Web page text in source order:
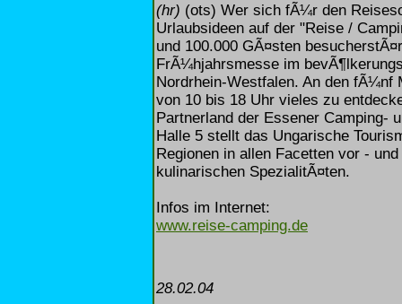
(hr) (ots) Wer sich fÃ¼r den
Urlaubsideen auf der "Reise /
und 100.000 GÃ¤sten
FrÃ¼hjahrsmesse im
Nordrhein-Westfalen. An den fÃ¼nf
von 10 bis 18 Uhr vieles zu
Partnerland der Essener Camping-
Halle 5 stellt das Ungarische
Regionen in allen Facetten vor -
kulinarischen SpezialitÃ¤ten.
Infos im Internet:
www.reise-camping.de
28.02.04